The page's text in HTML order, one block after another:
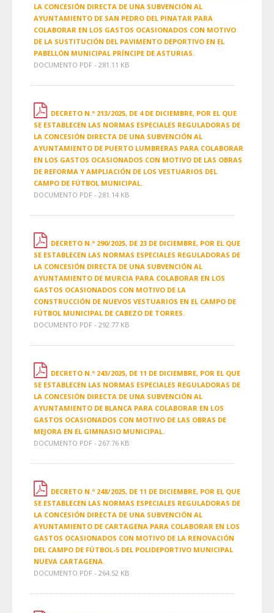
LA CONCESIÓN DIRECTA DE UNA SUBVENCIÓN AL
AYUNTAMIENTO DE SAN PEDRO DEL PINATAR PARA
COLABORAR EN LOS GASTOS OCASIONADOS CON MOTIVO
DE LA SUSTITUCIÓN DEL PAVIMENTO DEPORTIVO EN EL
PABELLÓN MUNICIPAL PRÍNCIPE DE ASTURIAS.
DOCUMENTO PDF - 281.11 KB
DECRETO N.º 213/2025, DE 4 DE DICIEMBRE, POR EL QUE
SE ESTABLECEN LAS NORMAS ESPECIALES REGULADORAS DE
LA CONCESIÓN DIRECTA DE UNA SUBVENCIÓN AL
AYUNTAMIENTO DE PUERTO LUMBRERAS PARA COLABORAR
EN LOS GASTOS OCASIONADOS CON MOTIVO DE LAS OBRAS
DE REFORMA Y AMPLIACIÓN DE LOS VESTUARIOS DEL
CAMPO DE FÚTBOL MUNICIPAL.
DOCUMENTO PDF - 281.14 KB
DECRETO N.º 290/2025, DE 23 DE DICIEMBRE, POR EL QUE
SE ESTABLECEN LAS NORMAS ESPECIALES REGULADORAS DE
LA CONCESIÓN DIRECTA DE UNA SUBVENCIÓN AL
AYUNTAMIENTO DE MURCIA PARA COLABORAR EN LOS
GASTOS OCASIONADOS CON MOTIVO DE LA
CONSTRUCCIÓN DE NUEVOS VESTUARIOS EN EL CAMPO DE
FÚTBOL MUNICIPAL DE CABEZO DE TORRES.
DOCUMENTO PDF - 292.77 KB
DECRETO N.º 243/2025, DE 11 DE DICIEMBRE, POR EL QUE
SE ESTABLECEN LAS NORMAS ESPECIALES REGULADORAS DE
LA CONCESIÓN DIRECTA DE UNA SUBVENCIÓN AL
AYUNTAMIENTO DE BLANCA PARA COLABORAR EN LOS
GASTOS OCASIONADOS CON MOTIVO DE LAS OBRAS DE
MEJORA EN EL GIMNASIO MUNICIPAL.
DOCUMENTO PDF - 267.76 KB
DECRETO N.º 248/2025, DE 11 DE DICIEMBRE, POR EL QUE
SE ESTABLECEN LAS NORMAS ESPECIALES REGULADORAS DE
LA CONCESIÓN DIRECTA DE UNA SUBVENCIÓN AL
AYUNTAMIENTO DE CARTAGENA PARA COLABORAR EN LOS
GASTOS OCASIONADOS CON MOTIVO DE LA RENOVACIÓN
DEL CAMPO DE FÚTBOL-5 DEL POLIDEPORTIVO MUNICIPAL
NUEVA CARTAGENA.
DOCUMENTO PDF - 264.52 KB